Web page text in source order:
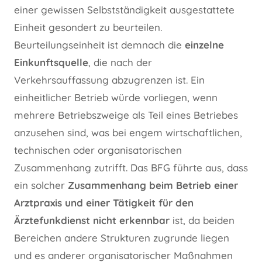
einer gewissen Selbstständigkeit ausgestattete
Einheit gesondert zu beurteilen.
Beurteilungseinheit ist demnach die einzelne
Einkunftsquelle, die nach der
Verkehrsauffassung abzugrenzen ist. Ein
einheitlicher Betrieb würde vorliegen, wenn
mehrere Betriebszweige als Teil eines Betriebes
anzusehen sind, was bei engem wirtschaftlichen,
technischen oder organisatorischen
Zusammenhang zutrifft. Das BFG führte aus, dass
ein solcher Zusammenhang beim Betrieb einer
Arztpraxis und einer Tätigkeit für den
Ärztefunkdienst nicht erkennbar ist, da beiden
Bereichen andere Strukturen zugrunde liegen
und es anderer organisatorischer Maßnahmen